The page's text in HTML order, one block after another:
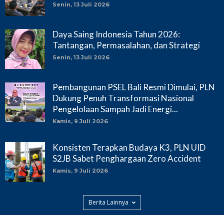
Senin, 13 Juli 2026
Daya Saing Indonesia Tahun 2026:
Tantangan, Permasalahan, dan Strategi
Senin, 13 Juli 2026
Pembangunan PSEL Bali Resmi Dimulai, PLN
Dukung Penuh Transformasi Nasional
Pengelolaan Sampah Jadi Energi...
Kamis, 9 Juli 2026
Konsisten Terapkan Budaya K3, PLN UID
S2JB Sabet Penghargaan Zero Accident
Kamis, 9 Juli 2026
Berita Lainnya